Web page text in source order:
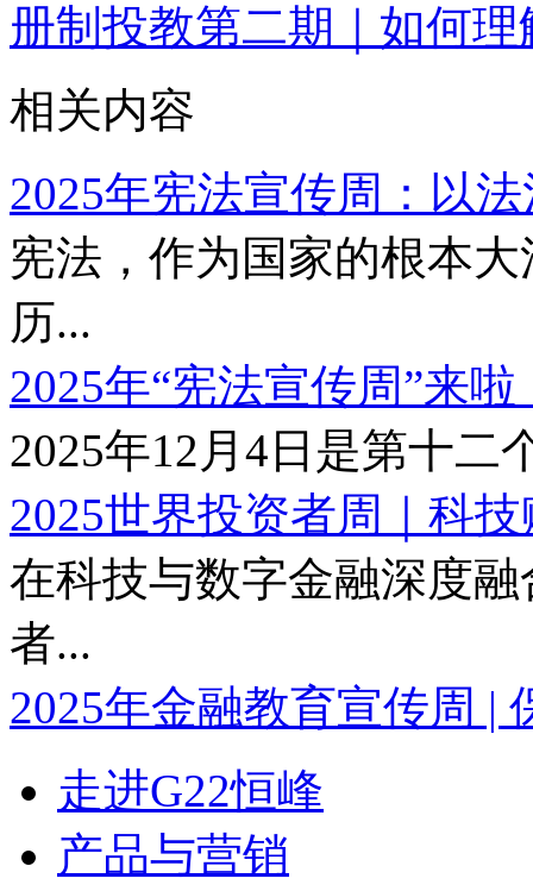
册制投教第二期｜如何
相关内容
2025年宪法宣传周：以
宪法，作为国家的根本
历...
2025年“宪法宣传周”来
2025年12月4日是第十二
2025世界投资者周｜科
在科技与数字金融深度
者...
2025年金融教育宣传周 |
走进G22恒峰
产品与营销